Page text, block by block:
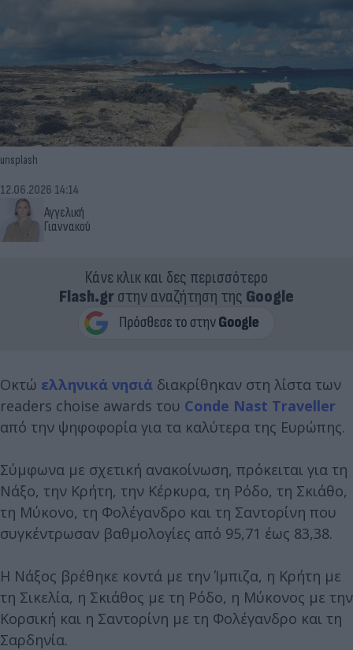
unsplash
Αγγελική
Γιαννακού
12.06.2026 14:14
Κάνε κλικ και δες περισσότερο
Flash.grστην αναζήτηση της Google
Οκτώ ελληνικά νησιά διακρίθηκαν στη λίστα των
readers choise awards του Conde Nast Traveller
από την ψηφοφορία για τα καλύτερα της Ευρώπης.
Σύμφωνα με σχετική ανακοίνωση, πρόκειται για τη
Νάξο, την Κρήτη, την Κέρκυρα, τη Ρόδο, τη Σκιάθο,
τη Μύκονο, τη Φολέγανδρο και τη Σαντορίνη που
συγκέντρωσαν βαθμολογίες από 95,71 έως 83,38.
Η Νάξος βρέθηκε κοντά με την Ίμπιζα, η Κρήτη με
τη Σικελία, η Σκιάθος με τη Ρόδο, η Μύκονος με την
Κορσική και η Σαντορίνη με τη Φολέγανδρο και τη
Σαρδηνία.